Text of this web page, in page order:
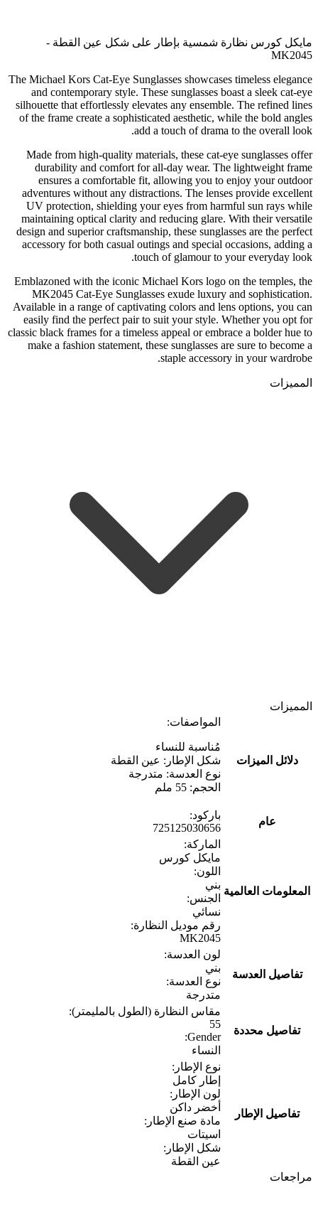
مايكل كورس نظارة شمسية بإطار على شكل عين القطة -
MK2045
The Michael Kors Cat-Eye Sunglasses showcases timeless elegance
and contemporary style. These sunglasses boast a sleek cat-eye
silhouette that effortlessly elevates any ensemble. The refined lines
of the frame create a sophisticated aesthetic, while the bold angles
add a touch of drama to the overall look.
Made from high-quality materials, these cat-eye sunglasses offer
durability and comfort for all-day wear. The lightweight frame
ensures a comfortable fit, allowing you to enjoy your outdoor
adventures without any distractions. The lenses provide excellent
UV protection, shielding your eyes from harmful sun rays while
maintaining optical clarity and reducing glare. With their versatile
design and superior craftsmanship, these sunglasses are the perfect
accessory for both casual outings and special occasions, adding a
touch of glamour to your everyday look.
Emblazoned with the iconic Michael Kors logo on the temples, the
MK2045 Cat-Eye Sunglasses exude luxury and sophistication.
Available in a range of captivating colors and lens options, you can
easily find the perfect pair to suit your style. Whether you opt for
classic black frames for a timeless appeal or embrace a bolder hue to
make a fashion statement, these sunglasses are sure to become a
staple accessory in your wardrobe.
المميزات
المميزات
دلائل الميزات
المواصفات:
مُناسبة للنساء
شكل الإطار: عين القطة
نوع العدسة: متدرجة
الحجم: 55 ملم
عام
باركود:
725125030656
المعلومات العالمية
الماركة:
مايكل كورس
اللون:
بني
الجنس:
نسائي
رقم موديل النظارة:
MK2045
تفاصيل العدسة
لون العدسة:
بني
نوع العدسة:
متدرجة
تفاصيل محددة
مقاس النظارة (الطول بالمليمتر):
55
Gender:
النساء
تفاصيل الإطار
نوع الإطار:
إطار كامل
لون الإطار:
أخضر داكن
مادة صنع الإطار:
اسيتات
شكل الإطار:
عين القطة
مراجعات